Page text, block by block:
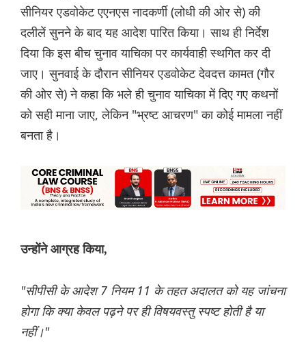
सीनियर एडवोकेट एएनएस नादकर्णी (लोधी की ओर से) की
दलीलें सुनने के बाद यह आदेश पारित किया। साथ ही निर्देश
दिया कि इस बीच चुनाव याचिका पर कार्यवाही स्थगित कर दी
जाए। सुनवाई के दौरान सीनियर एडवोकेट देवदत्त कामत (गौर
की ओर से) ने कहा कि भले ही चुनाव याचिका में दिए गए कथनों
को सही माना जाए, लेकिन "भ्रष्ट आचरण" का कोई मामला नहीं
बनता है।
उन्होंने आग्रह किया,
"सीपीसी के आदेश 7 नियम 11 के तहत अदालत को यह जांचना
होगा कि क्या केवल पढ़ने पर ही विषयवस्तु स्पष्ट होती है या
नहीं।"